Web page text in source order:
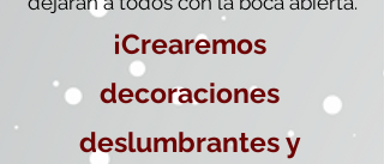
¡Crearemos
decoraciones
deslumbrantes y